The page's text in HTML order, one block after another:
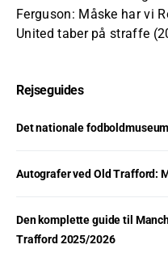
Ferguson: Måske har vi
United taber på straffe
Rejseguides
Det nationale fodboldmuseum
Autografer ved Old Trafford:
Den komplette guide til
Trafford 2025/2026